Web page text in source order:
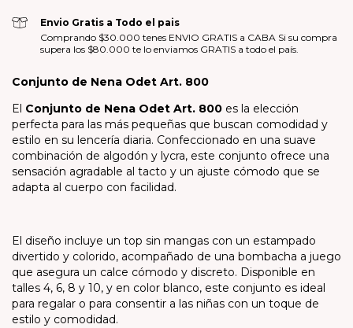
Envio Gratis a Todo el pais
Comprando $30.000 tenes ENVIO GRATIS a CABA Si su compra
supera los $80.000 te lo enviamos GRATIS a todo el país.
Conjunto de Nena Odet Art. 800
El Conjunto de Nena Odet Art. 800 es la elección
perfecta para las más pequeñas que buscan comodidad y
estilo en su lencería diaria. Confeccionado en una suave
combinación de algodón y lycra, este conjunto ofrece una
sensación agradable al tacto y un ajuste cómodo que se
adapta al cuerpo con facilidad.
El diseño incluye un top sin mangas con un estampado
divertido y colorido, acompañado de una bombacha a juego
que asegura un calce cómodo y discreto. Disponible en
talles 4, 6, 8 y 10, y en color blanco, este conjunto es ideal
para regalar o para consentir a las niñas con un toque de
estilo y comodidad.